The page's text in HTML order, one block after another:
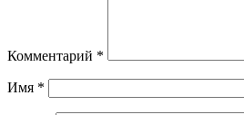
Комментарий *
Имя *